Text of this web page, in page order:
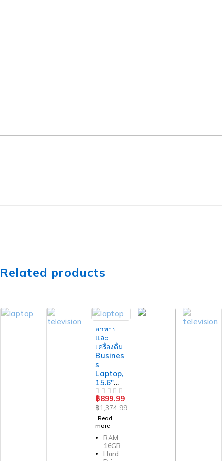
Related products
อาหาร
และ
เครื่องดื่ม
Busines
s
Laptop,
15.6"
FHD
Touchs
creen,
Intel
Core i7
฿1,374.99
฿899.99
Read
more
RAM:
16GB
Hard